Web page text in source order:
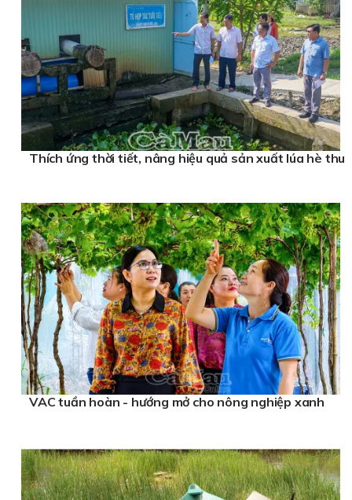
Thích ứng thời tiết, nâng hiệu quả sản xuất lúa hè thu
VAC tuần hoàn - hướng mở cho nông nghiệp xanh